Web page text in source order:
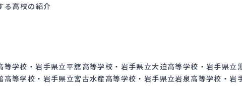
る高校の紹介
学校・岩手県立平舘高等学校・岩手県立大迫高等学校・岩手県
等学校・岩手県立宮古水産高等学校・岩手県立岩泉高等学校・岩